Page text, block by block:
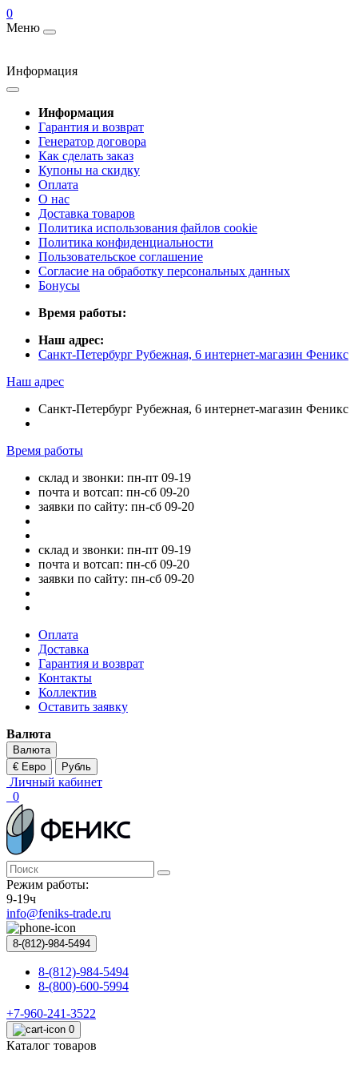
0
Меню
Информация
Информация
Гарантия и возврат
Генератор договора
Как сделать заказ
Купоны на скидку
Оплата
О нас
Доставка товаров
Политика использования файлов cookie
Политика конфиденциальности
Пользовательское соглашение
Согласие на обработку персональных данных
Бонусы
Время работы:
Наш адрес:
Санкт-Петербург Рубежная, 6 интернет-магазин Феникс
Наш адрес
Санкт-Петербург Рубежная, 6 интернет-магазин Феникс
Время работы
склад и звонки: пн-пт 09-19
почта и вотсап: пн-сб 09-20
заявки по сайту: пн-сб 09-20
склад и звонки: пн-пт 09-19
почта и вотсап: пн-сб 09-20
заявки по сайту: пн-сб 09-20
Оплата
Доставка
Гарантия и возврат
Контакты
Коллектив
Оставить заявку
Валюта
Валюта
€ Евро
Рубль
Личный кабинет
0
Режим работы:
9-19ч
info@feniks-trade.ru
8-(812)-984-5494
8-(812)-984-5494
8-(800)-600-5994
+7-960-241-3522
0
Каталог товаров